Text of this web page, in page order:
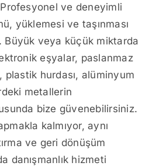
ve deneyimli
yüklemesi ve taşınması
Büyük veya küçük miktarda
eşyalar, paslanmaz
plastik hurdası, alüminyum
metallerin
bize güvenebilirsiniz.
kalmıyor, aynı
ve geri dönüşüm
danışmanlık hizmeti